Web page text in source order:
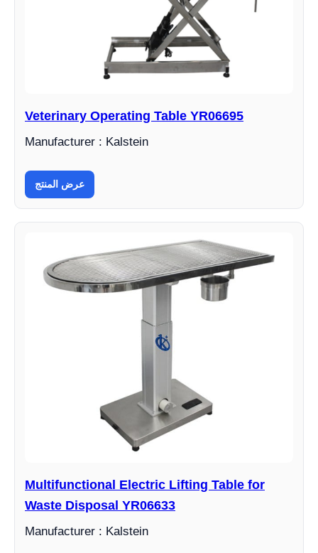
Veterinary Operating Table YR06695
Manufacturer : Kalstein
عرض المنتج
Multifunctional Electric Lifting Table for
Waste Disposal YR06633
Manufacturer : Kalstein